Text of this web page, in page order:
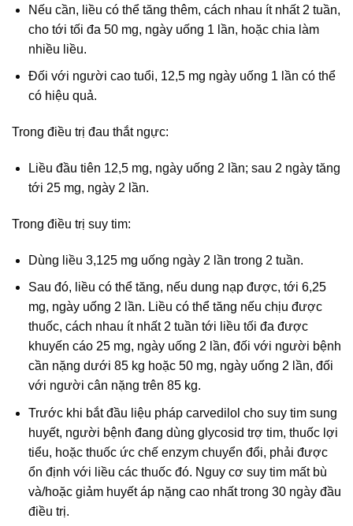
Nếu cần, liều có thể tăng thêm, cách nhau ít nhất 2 tuần,
cho tới tối đa 50 mg, ngày uống 1 lần, hoặc chia làm
nhiều liều.
Đối với người cao tuổi, 12,5 mg ngày uống 1 lần có thể
có hiệu quả.
Trong điều trị đau thắt ngực:
Liều đầu tiên 12,5 mg, ngày uống 2 lần; sau 2 ngày tăng
tới 25 mg, ngày 2 lần.
Trong điều trị suy tim:
Dùng liều 3,125 mg uống ngày 2 lần trong 2 tuần.
Sau đó, liều có thể tăng, nếu dung nạp được, tới 6,25
mg, ngày uống 2 lần. Liều có thể tăng nếu chịu được
thuốc, cách nhau ít nhất 2 tuần tới liều tối đa được
khuyến cáo 25 mg, ngày uống 2 lần, đối với người bệnh
cần nặng dưới 85 kg hoặc 50 mg, ngày uống 2 lần, đối
với người cân nặng trên 85 kg.
Trước khi bắt đầu liệu pháp carvedilol cho suy tim sung
huyết, người bệnh đang dùng glycosid trợ tim, thuốc lợi
tiểu, hoặc thuốc ức chế enzym chuyển đổi, phải được
ổn định với liều các thuốc đó. Nguy cơ suy tim mất bù
và/hoặc giảm huyết áp nặng cao nhất trong 30 ngày đầu
điều trị.